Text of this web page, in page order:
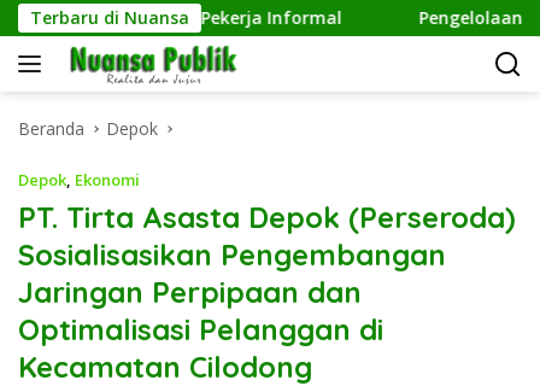
Langsung
ke
konten
Terbaru di Nuansa
Pekerja Informal Pengelolaan Sampah
Beranda Depok
Depok, Ekonomi
PT. Tirta Asasta Depok (Perseroda)
Sosialisasikan Pengembangan
Jaringan Perpipaan dan
Optimalisasi Pelanggan di
Kecamatan Cilodong